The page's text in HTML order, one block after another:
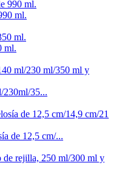
ml.
ml.
230ml/35...
de 12,5 cm/...